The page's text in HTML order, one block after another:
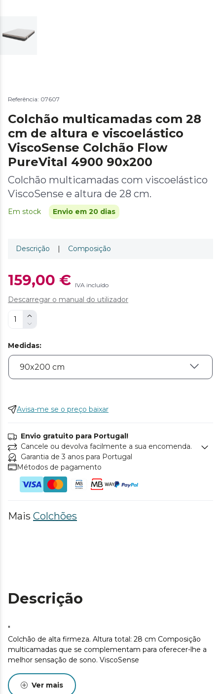
Referência: 07607
Colchão multicamadas com 28
cm de altura e viscoelástico
ViscoSense Colchão Flow
PureVital 4900 90x200
Colchão multicamadas com viscoelástico
ViscoSense e altura de 28 cm.
Em stock Envio em 20 dias
Descrição | Composição
159,00 € IVA incluído
Descarregar o manual do utilizador
Medidas:
Avisa-me se o preço baixar
Envio gratuito para Portugal!
Cancele ou devolva facilmente a sua encomenda.
Garantia de 3 anos para Portugal
Métodos de pagamento
Mais Colchões
Descrição
"
Colchão de alta firmeza. Altura total: 28 cm Composição
multicamadas que se complementam para oferecer-lhe a
melhor sensação de sono. ViscoSense
Ver mais